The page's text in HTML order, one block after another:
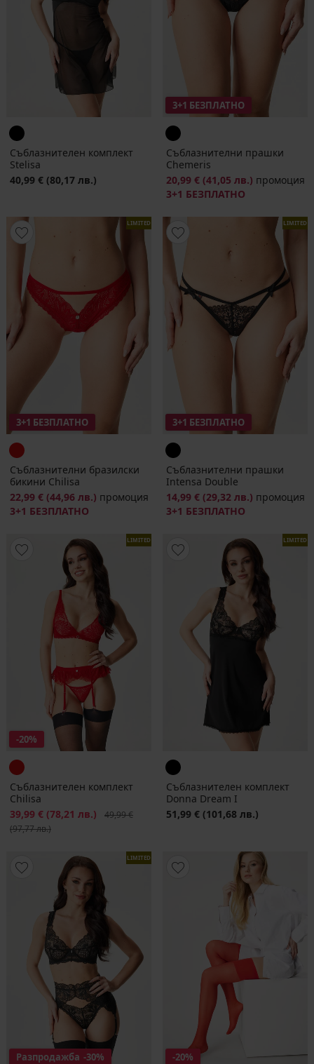
Съблазнителен комплект
Stelisa
40,99 € (80,17 лв.)
3+1 БЕЗПЛАТНО
Съблазнителни прашки
Chemeris
20,99 € (41,05 лв.) промоция
3+1 БЕЗПЛАТНО
LIMITED
3+1 БЕЗПЛАТНО
Съблазнителни бразилски
бикини Chilisa
22,99 € (44,96 лв.) промоция
3+1 БЕЗПЛАТНО
LIMITED
3+1 БЕЗПЛАТНО
Съблазнителни прашки
Intensa Double
14,99 € (29,32 лв.) промоция
3+1 БЕЗПЛАТНО
LIMITED
-20%
Съблазнителен комплект
Chilisa
Намаление
39,99 € (78,21 лв.) Първоначална цена
49,99 €
(97,77 лв.)
LIMITED
Съблазнителен комплект
Donna Dream I
51,99 € (101,68 лв.)
LIMITED
Разпродажба -30% -20%